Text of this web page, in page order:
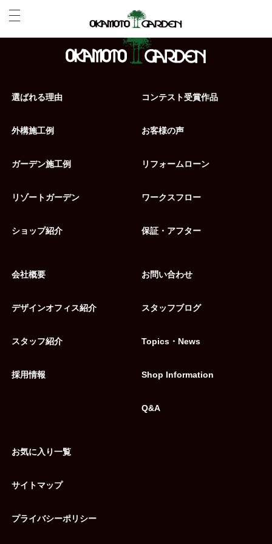
選ばれる理由
外構施工例
ガーデン施工例
リゾートガーデン
ショップ紹介
コンテスト受賞作品
お客様の声
リフォームローン
ワークスフロー
保証・アフター
会社概要
デザインオフィス紹介
スタッフ紹介
採用情報
お問い合わせ
スタッフブログ
Topics・News
Shop Information
Q&A
お気に入り一覧
サイトマップ
プライバシーポリシー